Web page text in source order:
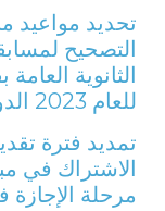
تحديد
التصحيح
الثانوية العامة
للعام 2023 الدورة العادية
تمديد فترة
الاشتراك في
مرحلة الإجازة